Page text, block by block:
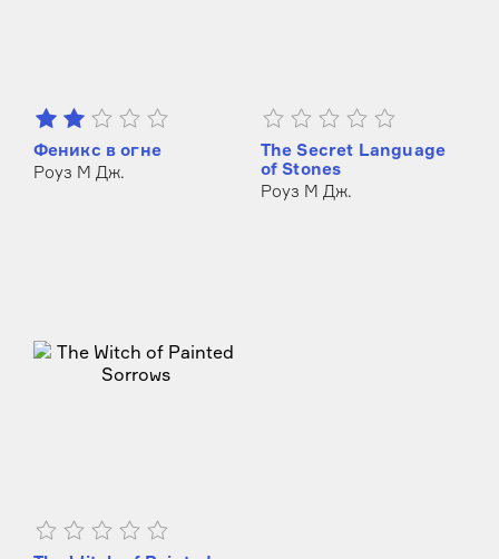
Феникс в огне
Роуз М Дж.
The Secret Language
of Stones
Роуз М Дж.